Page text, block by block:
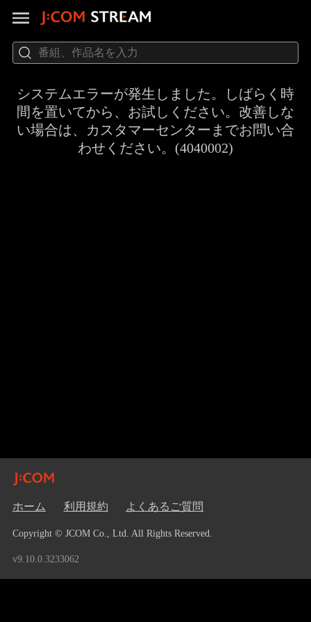
システムエラーが発生しました。しばらく時
間を置いてから、お試しください。改善しな
い場合は、カスタマーセンターまでお問い合
わせください。(4040002)
ホーム 利用規約 よくあるご質問
Copyright © JCOM Co., Ltd. All Rights Reserved.
v9.10.0.3233062